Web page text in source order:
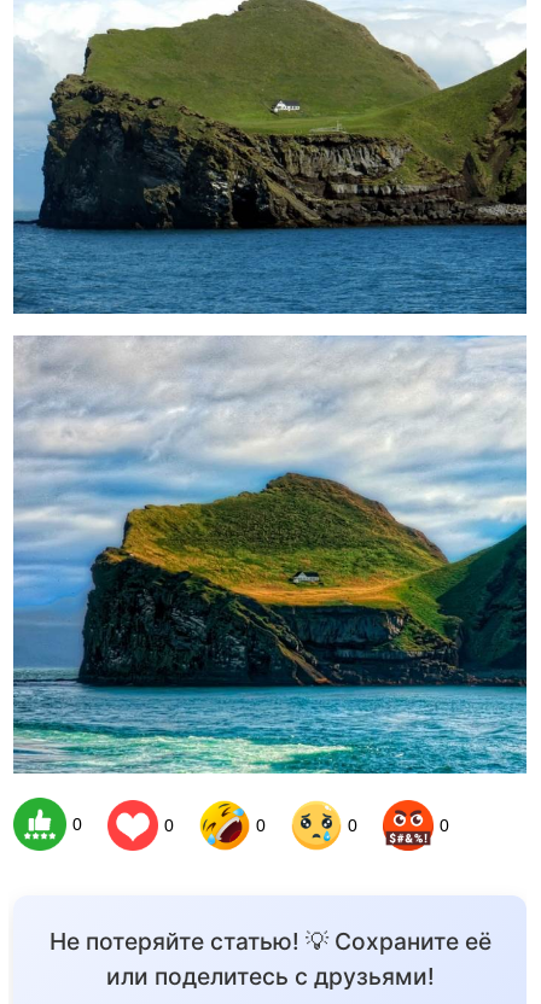
0 0 0 0 0
Не потеряйте статью! 💡 Сохраните её
или поделитесь с друзьями!